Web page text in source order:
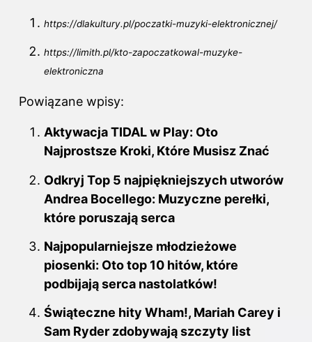
https://dlakultury.pl/poczatki-muzyki-elektronicznej/
https://limith.pl/kto-zapoczatkowal-muzyke-
elektroniczna
Powiązane wpisy:
Aktywacja TIDAL w Play: Oto
Najprostsze Kroki, Które Musisz Znać
Odkryj Top 5 najpiękniejszych utworów
Andrea Bocellego: Muzyczne perełki,
które poruszają serca
Najpopularniejsze młodzieżowe
piosenki: Oto top 10 hitów, które
podbijają serca nastolatków!
Świąteczne hity Wham!, Mariah Carey i
Sam Ryder zdobywają szczyty list